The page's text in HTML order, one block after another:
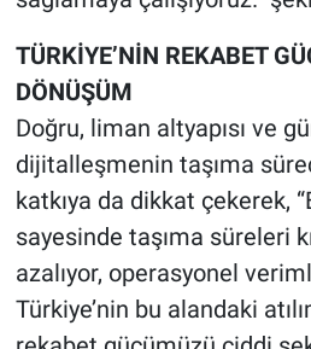
TÜRKİYE’NİN REKABET
DÖNÜŞÜM
Doğru, liman altyapısı ve
dijitalleşmenin taşıma
katkıya da dikkat çekerek,
sayesinde taşıma süreleri
azalıyor, operasyonel
Türkiye’nin bu alandaki